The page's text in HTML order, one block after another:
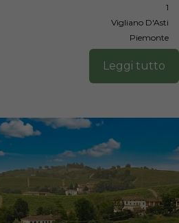
1
Vigliano D'Asti
Piemonte
Leggi tutto